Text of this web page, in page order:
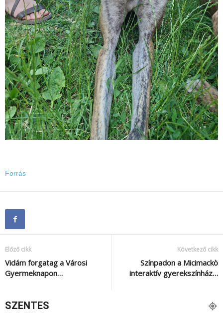
Forrás
Előző cikk
Vidám forgatag a Városi
Gyermeknapon…
Következő cikk
Színpadon a Micimackò
interaktív gyerekszínház…
SZENTES